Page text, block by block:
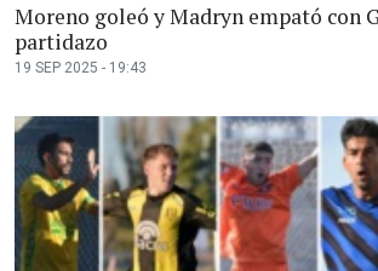
Moreno goleó y Madryn empató con
partidazo
19 SEP 2025 - 19:43